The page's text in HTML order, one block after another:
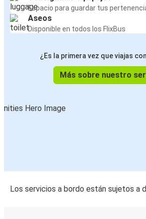
Espacio para guardar tus
Aseos
Disponible en todos los FlixBus
¿Es la primera vez que viajas
Más sobre nuestro
Los servicios a bordo están sujetos a